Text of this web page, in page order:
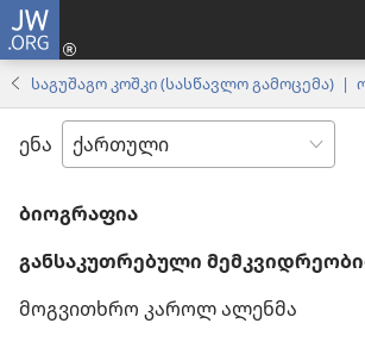
JW.ORG
ენა
ბიოგრაფია
განსაკუთრებული
მოგვითხრო კაროლ ალენმა